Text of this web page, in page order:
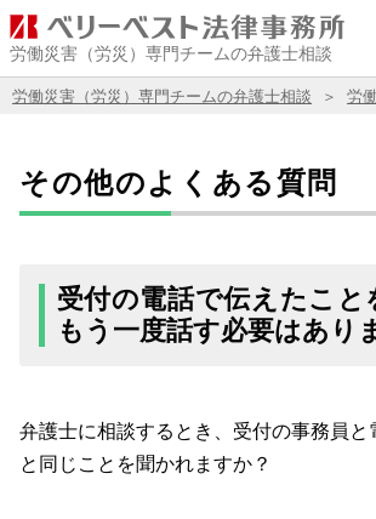
労働災害（労災）専門チームの弁護士相談
労働災害（労災）専門チームの弁護士相談 労
その他のよくある質問
受付の電話で伝えたこと
もう一度話す必要はあり
弁護士に相談するとき、受付の事務員と
と同じことを聞かれますか？